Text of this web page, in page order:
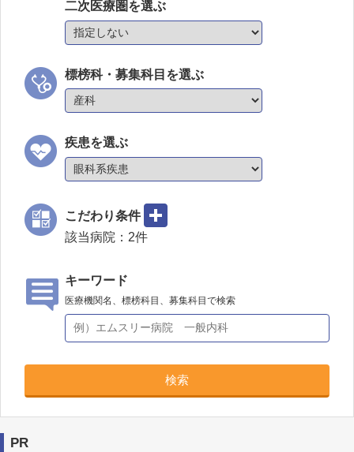
二次医療圏を選ぶ
標榜科・募集科目を選ぶ
疾患を選ぶ
こだわり条件
該当病院： 2件
キーワード
医療機関名、標榜科目、募集科目で検索
検索
PR